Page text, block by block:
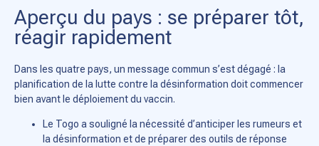
Aperçu du pays : se préparer tôt,
réagir rapidement
Dans les quatre pays, un message commun s’est dégagé : la
planification de la lutte contre la désinformation doit commencer
bien avant le déploiement du vaccin.
Le Togo a souligné la nécessité d’anticiper les rumeurs et
la désinformation et de préparer des outils de réponse